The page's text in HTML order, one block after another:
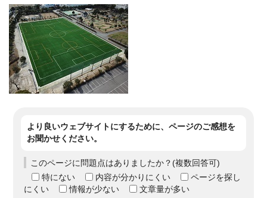
より良いウェブサイトにするために、ページのご感想を
お聞かせください。
このページに問題点はありましたか？(複数回答可)
特にない
内容が分かりにくい
ページを探し
にくい
情報が少ない 文章量が多い